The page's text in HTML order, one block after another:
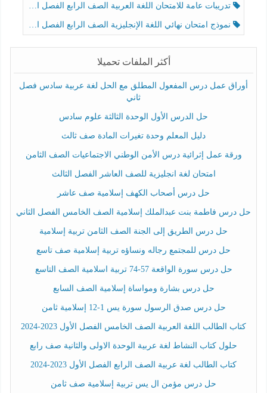
تدريبات عامة للامتحان اللغة العربية الصف الرابع الفصل الثالث
نموذج امتحان نهائي اللغة الإنجليزية الصف الرابع الفصل الثالث
أكثر الملفات تحميلا
أوراق عمل درس المفعول المطلق مع الحل لغة عربية سادس فصل
ثاني
حل الدرس الأول الوحدة الثالثة علوم سادس
دليل المعلم وحدة تغيرات المادة صف ثالث
ورقة عمل إثرائية درس الأمن الوطني الاجتماعيات الصف الثامن
امتحان لغة انجليزية للصف العاشر الفصل الثالث
حل درس أصحاب الكهف إسلامية صف عاشر
حل درس فاطمة بنت عبدالملك إسلامية الصف الخامس الفصل الثاني
حل درس الطريق إلى الجنة الصف الثامن تربية إسلامية
حل درس للمجتمع رجاله ونساؤه تربية إسلامية صف تاسع
حل درس سورة الواقعة 57-74 تربية اسلامية الصف التاسع
حل درس بشارة ومواساة إسلامية الصف السابع
حل درس صدق الرسول سورة يس 1-12 إسلامية ثامن
كتاب الطالب اللغة العربية الصف الخامس الفصل الأول 2023-2024
حلول كتاب النشاط لغة عربية الوحدة الاولى والثانية صف رابع
كتاب الطالب لغة عربية الصف الرابع الفصل الأول 2023-2024
حل درس مؤمن ال يس تربية إسلامية صف ثامن